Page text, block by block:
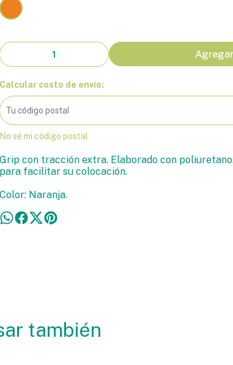
Calcular costo de envío:
No sé mi código postal
Grip con tracción extra. Elaborado con
para facilitar su colocación.
Color: Naranja.
también